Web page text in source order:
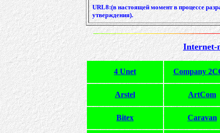
URL8:(в настоящей момент в процессе
утверждения).
Internet-
4 Unet Company
Arstel ArtCom
Bitex Caravan